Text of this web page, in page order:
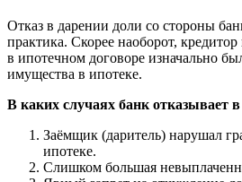
Отказ в дарении доли со стороны
практика. Скорее наоборот, кредитор
в ипотечном договоре изначально
имущества в ипотеке.
В каких случаях банк отказывает
Заёмщик (даритель) нарушал
ипотеке.
Слишком большая